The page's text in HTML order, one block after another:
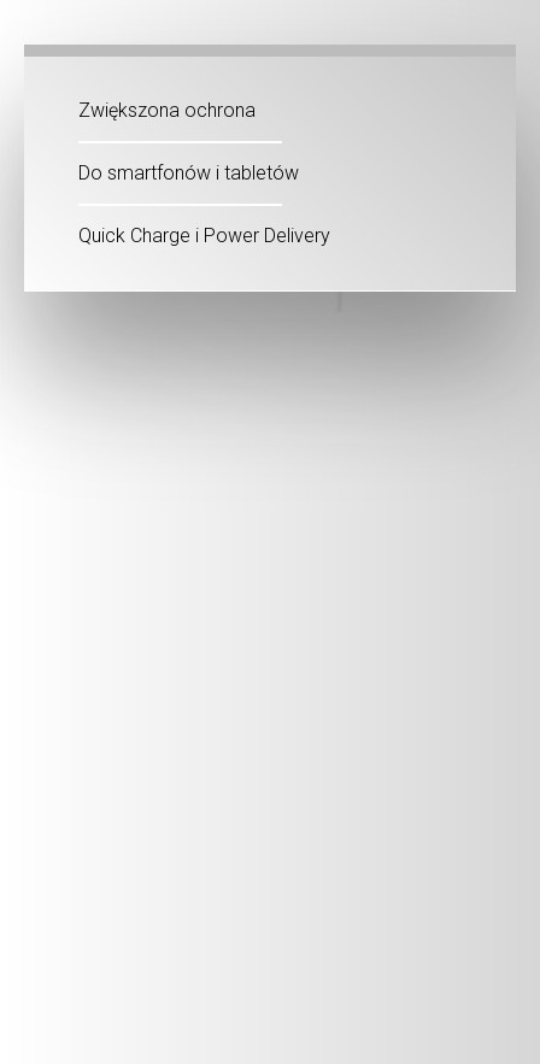
Zwiększona ochrona
Do smartfonów i tabletów
Quick Charge i Power Delivery